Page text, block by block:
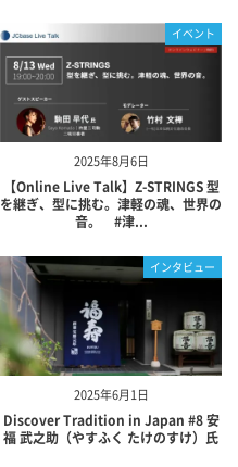
2025年8月6日
イベント
【Online Live Talk】Z-STRINGS 型
を継ぎ、型に挑む。津軽の魂、世界の
音。 #津...
2025年6月1日
インタビュー
Discover Tradition in Japan #8 安
福 武之助（やすふく たけのすけ）氏